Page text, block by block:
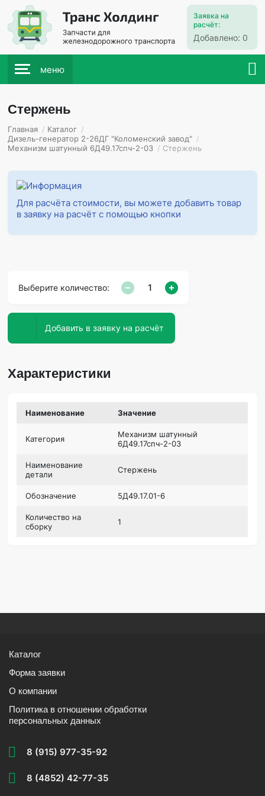
Заявка на
расчёт:
Добавлено: 0
меню
Стержень
Главная / Каталог /
Дизель-генератор 2-26ДГ "Коломенский завод" /
Механизм шатунный 6Д49.17спч-2-03 / Стержень
Для расчёта стоимости, вы можете добавить товар
в заявку на расчёт с помощью кнопки
Выберите количество:
Добавить в заявку на расчёт
Характеристики
Наименование Значение
Категория
Механизм шатунный
6Д49.17спч-2-03
Наименование
детали
Стержень
Обозначение 5Д49.17.01-6
Количество на
сборку
1
Каталог
Форма заявки
О компании
Политика в отношении обработки
персональных данных
8 (915) 977-35-92
8 (4852) 42-77-35